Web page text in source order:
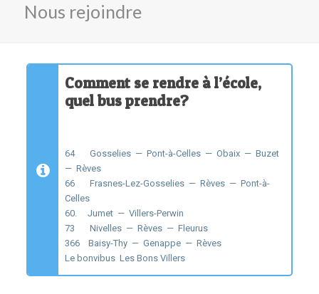
Nous rejoindre
Comment se rendre à l’école,
quel bus prendre?
64 Gosselies — Pont-à-Celles — Obaix — Buzet
— Rèves
66 Frasnes-Lez-Gosselies — Rèves — Pont-à-
Celles
60. Jumet — Villers-Perwin
73 Nivelles — Rèves — Fleurus
366 Baisy-Thy — Genappe — Rèves
Le bonvibus Les Bons Villers